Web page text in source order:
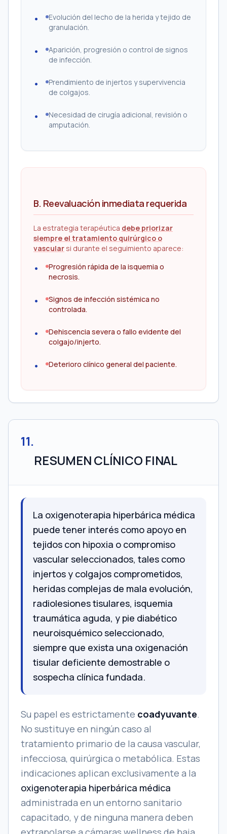
Evolución del lecho de la herida y tejido de
granulación.
Aparición, progresión o control de signos
de infección.
Prendimiento de injertos y supervivencia
de colgajos.
Necesidad de cirugía adicional, revisión o
amputación.
B. Reevaluación inmediata requerida
La estrategia terapéutica debe priorizar
siempre el tratamiento quirúrgico o
vascular si durante el seguimiento aparece:
Progresión rápida de la isquemia o
necrosis.
Signos de infección sistémica no
controlada.
Dehiscencia severa o fallo evidente del
colgajo/injerto.
Deterioro clínico general del paciente.
11.
RESUMEN CLÍNICO FINAL
La oxigenoterapia hiperbárica médica
puede tener interés como apoyo en
tejidos con hipoxia o compromiso
vascular seleccionados, tales como
injertos y colgajos comprometidos,
heridas complejas de mala evolución,
radiolesiones tisulares, isquemia
traumática aguda, y pie diabético
neuroisquémico seleccionado,
siempre que exista una oxigenación
tisular deficiente demostrable o
sospecha clínica fundada.
Su papel es estrictamente coadyuvante.
No sustituye en ningún caso al
tratamiento primario de la causa vascular,
infecciosa, quirúrgica o metabólica. Estas
indicaciones aplican exclusivamente a la
oxigenoterapia hiperbárica médica
administrada en un entorno sanitario
capacitado, y de ninguna manera deben